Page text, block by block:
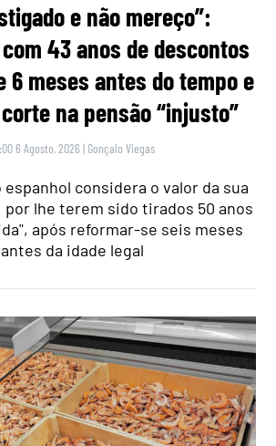
e não mereço”:
43 anos de descontos
6 meses antes do tempo e
na pensão “injusto”
6 Agosto, 2026 | Gonçalo Viegas
considera o valor da sua
lhe terem sido tirados 50 anos
após reformar-se seis meses
antes da idade legal